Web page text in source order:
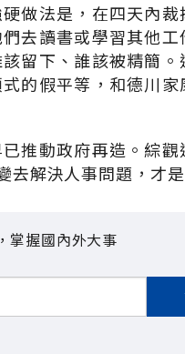
做法是，在四天內
去讀書或學習其他
留下、誰該被精簡
的假平等，和德川
推動政府再造。綜
解決人事問題，才
掌握國內外大事